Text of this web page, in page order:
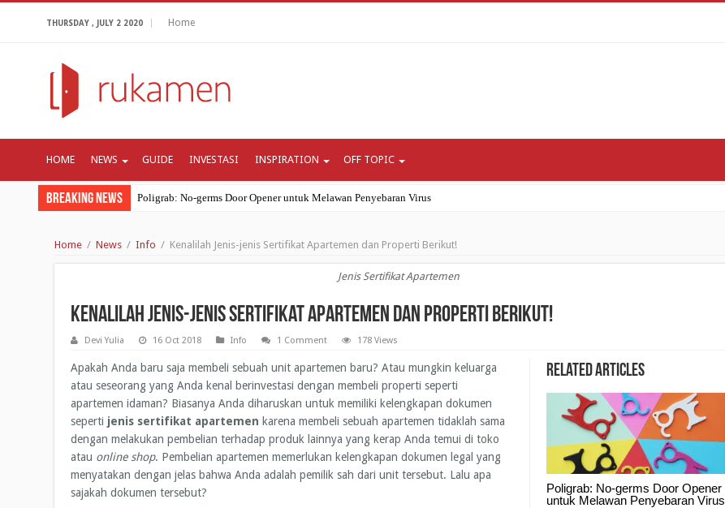
THURSDAY , JULY 2 2020 Home
HOME NEWS GUIDE INVESTASI INSPIRATION OFF TOPIC
Breaking News Poligrab: No-germs Door Opener untuk Melawan Penyebaran Virus
Review Apartemen: Apartemen Bogor Valley di Bogor
Mungkinkah Resesi Ekonomi Lebih Mematikan Daripada COVID-19 itu Sendiri?
Home / News / Info / Kenalilah Jenis-jenis Sertifikat Apartemen dan Properti Berikut!
Jenis Sertifikat Apartemen
Kenalilah Jenis-jenis Sertifikat Apartemen dan Properti Berikut!
Devi Yulia 16 Oct 2018 Info 1 Comment 178 Views
Related Articles
Poligrab: No-germs Door Opener
untuk Melawan Penyebaran Virus
Apakah Anda baru saja membeli sebuah unit apartemen baru? Atau mungkin keluarga
atau seseorang yang Anda kenal berinvestasi dengan membeli properti seperti
apartemen idaman? Biasanya Anda diharuskan untuk memiliki kelengkapan dokumen
seperti jenis sertifikat apartemenkarena membeli sebuah apartemen tidaklah sama
dengan melakukan pembelian terhadap produk lainnya yang kerap Anda temui di toko
atau online shop. Pembelian apartemen memerlukan kelengkapan dokumen legal yang
menyatakan dengan jelas bahwa Anda adalah pemilik sah dari unit tersebut. Lalu apa
sajakah dokumen tersebut?